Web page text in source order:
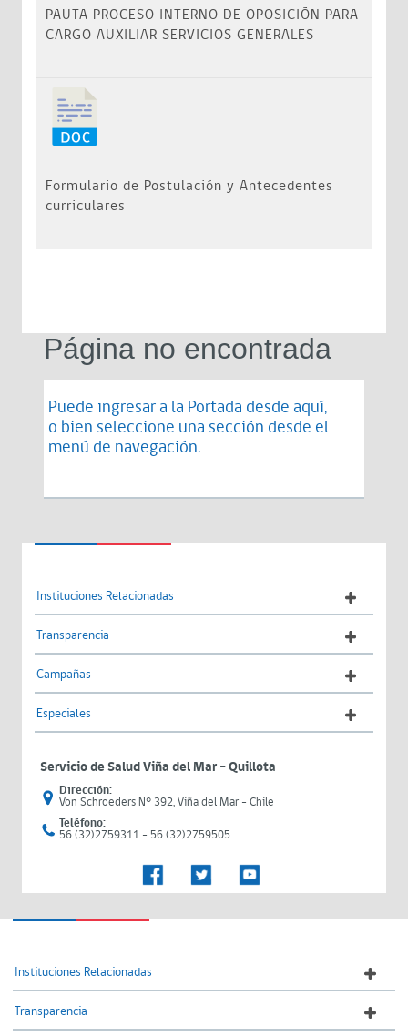
PAUTA PROCESO INTERNO DE OPOSICIÓN PARA
CARGO AUXILIAR SERVICIOS GENERALES
Formulario de Postulación y Antecedentes
curriculares
Página no encontrada
Puede ingresar a la Portada desde aquí,
o bien seleccione una sección desde el
menú de navegación.
Instituciones Relacionadas
Transparencia
Campañas
Especiales
Servicio de Salud Viña del Mar – Quillota
Dirección:
Von Schroeders N° 392, Viña del Mar - Chile
Teléfono:
56 (32)2759311 - 56 (32)2759505
Instituciones Relacionadas
Transparencia